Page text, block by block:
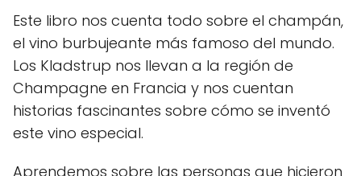
Este libro nos cuenta todo sobre el champán,
el vino burbujeante más famoso del mundo.
Los Kladstrup nos llevan a la región de
Champagne en Francia y nos cuentan
historias fascinantes sobre cómo se inventó
este vino especial.
Aprendemos sobre las personas que hicieron